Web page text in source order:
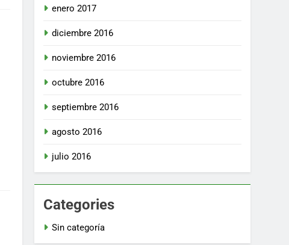
enero 2017
diciembre 2016
noviembre 2016
octubre 2016
septiembre 2016
agosto 2016
julio 2016
Categories
Sin categoría